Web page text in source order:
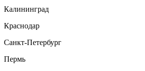
Калининград
Краснодар
Санкт-Петербург
Пермь